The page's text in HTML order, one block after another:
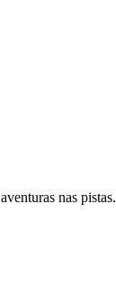
nas pistas.